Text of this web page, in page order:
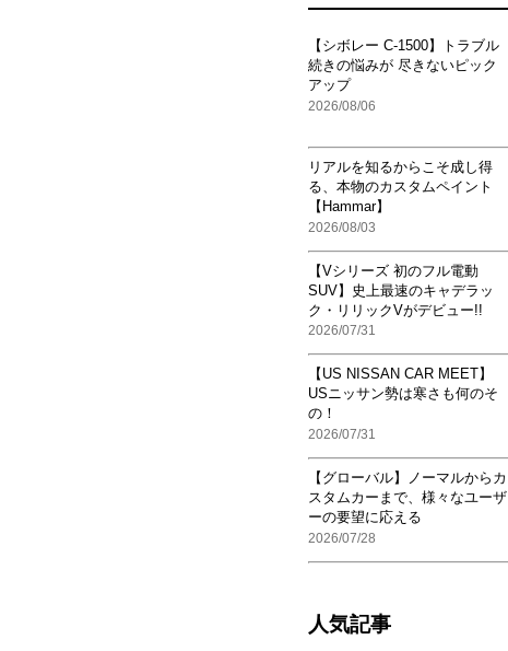
【シボレー C-1500】トラブル
続きの悩みが 尽きないピック
アップ
2026/08/06
リアルを知るからこそ成し得
る、本物のカスタムペイント
【Hammar】
2026/08/03
【Vシリーズ 初のフル電動
SUV】史上最速のキャデラッ
ク・リリックVがデビュー!!
2026/07/31
【US NISSAN CAR MEET】
USニッサン勢は寒さも何のそ
の！
2026/07/31
【グローバル】ノーマルからカ
スタムカーまで、様々なユーザ
ーの要望に応える
2026/07/28
人気記事